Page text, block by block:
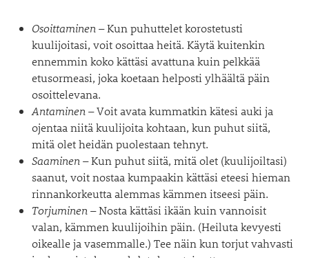
Osoittaminen– Kun puhuttelet korostetusti
kuulijoitasi, voit osoittaa heitä. Käytä kuitenkin
ennemmin koko kättäsi avattuna kuin pelkkää
etusormeasi, joka koetaan helposti ylhäältä päin
osoittelevana.
Antaminen– Voit avata kummatkin kätesi auki ja
ojentaa niitä kuulijoita kohtaan, kun puhut siitä,
mitä olet heidän puolestaan tehnyt.
Saaminen – Kun puhut siitä, mitä olet (kuulijoiltasi)
saanut, voit nostaa kumpaakin kättäsi eteesi hieman
rinnankorkeutta alemmas kämmen itseesi päin.
Torjuminen– Nosta kättäsi ikään kuin vannoisit
valan, kämmen kuulijoihin päin. (Heiluta kevyesti
oikealle ja vasemmalle.) Tee näin kun torjut vahvasti